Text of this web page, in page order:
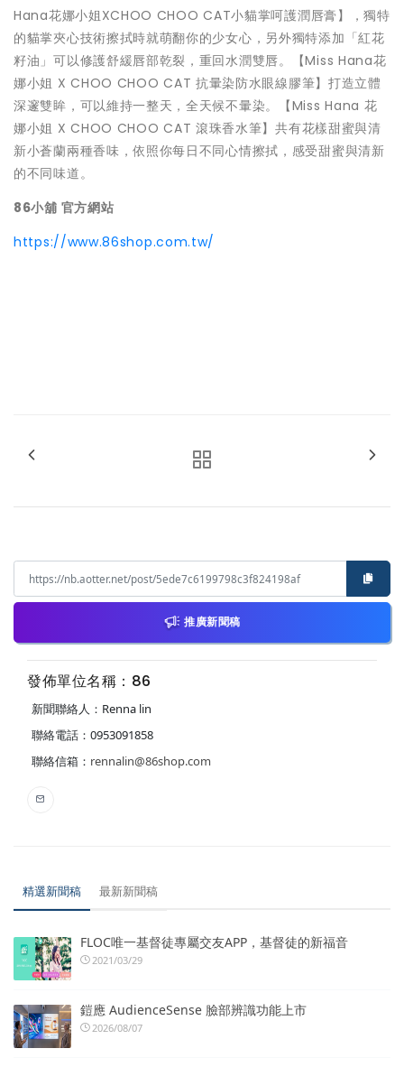
Hana花娜小姐XCHOO CHOO CAT小貓掌呵護潤唇膏】，獨特
的貓掌夾心技術擦拭時就萌翻你的少女心，另外獨特添加「紅花
籽油」可以修護舒緩唇部乾裂，重回水潤雙唇。【Miss Hana花
娜小姐 X CHOO CHOO CAT 抗暈染防水眼線膠筆】打造立體
深邃雙眸，可以維持一整天，全天候不暈染。【Miss Hana 花
娜小姐 X CHOO CHOO CAT 滾珠香水筆】共有花樣甜蜜與清
新小蒼蘭兩種香味，依照你每日不同心情擦拭，感受甜蜜與清新
的不同味道。
86小舖 官方網站
https://www.86shop.com.tw/
推廣新聞稿
發佈單位名稱：86
新聞聯絡人：Renna lin
聯絡電話：0953091858
聯絡信箱： rennalin@86shop.com
精選新聞稿 最新新聞稿
FLOC唯一基督徒專屬交友APP，基督徒的新福音
2021/03/29
鎧應 AudienceSense 臉部辨識功能上市
2026/08/07